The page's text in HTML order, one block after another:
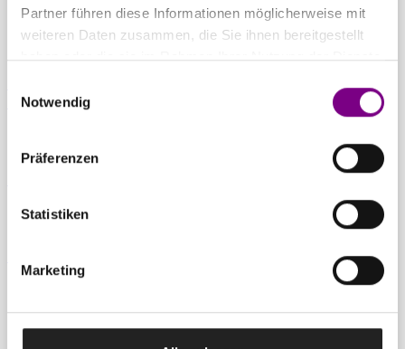
Partner führen diese Informationen möglicherweise mit
weiteren Daten zusammen, die Sie ihnen bereitgestellt
haben oder die sie im Rahmen Ihrer Nutzung der Dienste
Notwendig
Präferenzen
Statistiken
Marketing
Caparol Farbenshops und Farbencenter in
deiner Nähe
Alle wichtigen Unterlagen an einem Ort